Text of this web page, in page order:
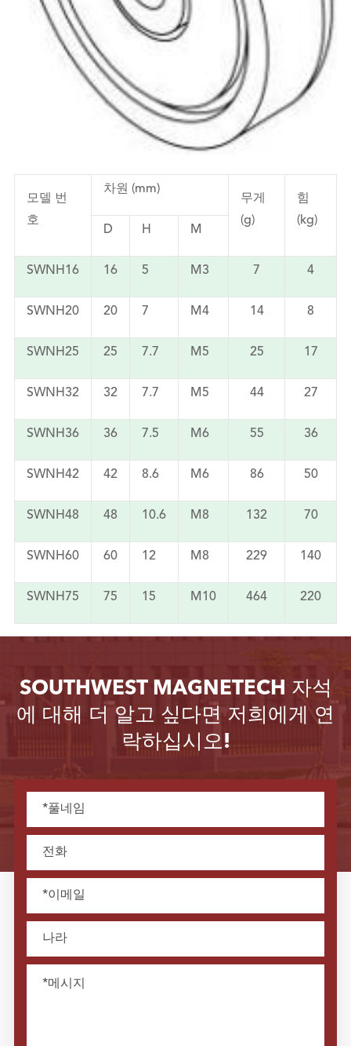
모델 번
호
차원 (mm)
무게
(g)
힘
(kg)
D H M
SWNH16 16 5 M3 7 4
SWNH20 20 7 M4 14 8
SWNH25 25 7.7 M5 25 17
SWNH32 32 7.7 M5 44 27
SWNH36 36 7.5 M6 55 36
SWNH42 42 8.6 M6 86 50
SWNH48 48 10.6 M8 132 70
SWNH60 60 12 M8 229 140
SWNH75 75 15 M10 464 220
SOUTHWEST MAGNETECH 자석
에 대해 더 알고 싶다면 저희에게 연
락하십시오!